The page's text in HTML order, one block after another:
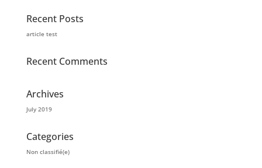
Recent Posts
article test
Recent Comments
Archives
July 2019
Categories
Non classifié(e)